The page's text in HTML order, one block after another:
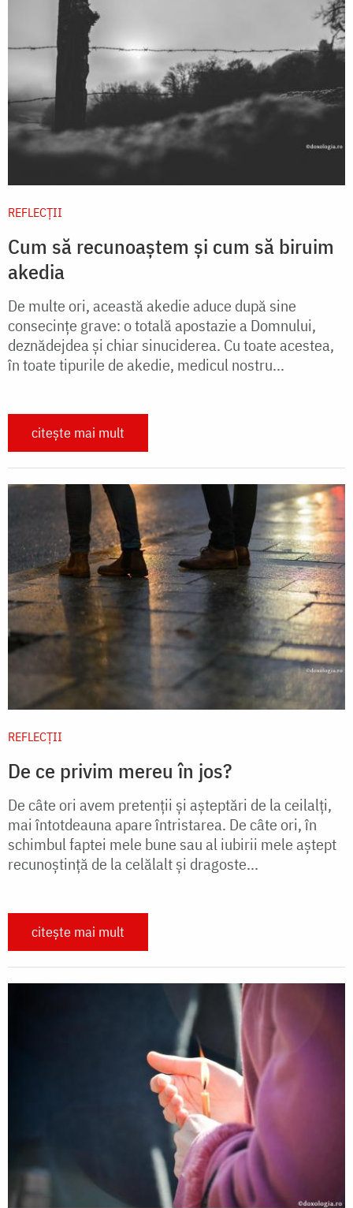
REFLECȚII
Cum să recunoaștem și cum să biruim
akedia
De multe ori, această akedie aduce după sine
consecinţe grave: o totală apostazie a Domnului,
deznădejdea şi chiar sinuciderea. Cu toate acestea,
în toate tipurile de akedie, medicul nostru...
citește mai mult
REFLECȚII
De ce privim mereu în jos?
De câte ori avem pretenții și așteptări de la ceilalți,
mai întotdeauna apare întristarea. De câte ori, în
schimbul faptei mele bune sau al iubirii mele aștept
recunoștință de la celălalt și dragoste...
citește mai mult